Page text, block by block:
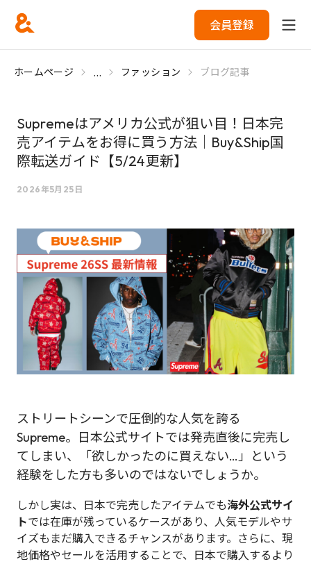
会員登録
ホームページ ... ファッション ブログ記事
Supremeはアメリカ公式が狙い目！日本完
売アイテムをお得に買う方法｜Buy&Ship国
際転送ガイド【5/24更新】
2026年5月25日
ストリートシーンで圧倒的な人気を誇る
Supreme。日本公式サイトでは発売直後に完売し
てしまい、「欲しかったのに買えない…」という
経験をした方も多いのではないでしょうか。
しかし実は、日本で完売したアイテムでも海外公式サイ
トでは在庫が残っているケースがあり、人気モデルやサ
イズもまだ購入できるチャンスがあります。さらに、現
地価格やセールを活用することで、日本で購入するより